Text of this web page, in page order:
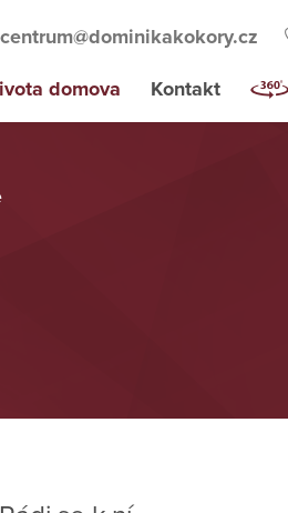
centrum@dominikakokory.cz
domova Kontakt